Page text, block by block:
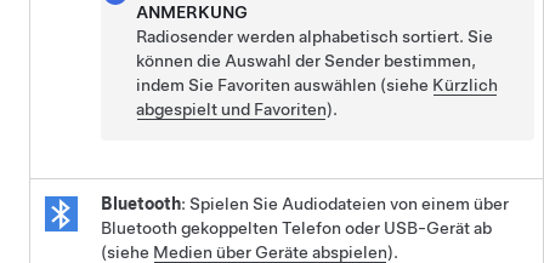
ANMERKUNG
Radiosender werden alphabetisch sortiert. Sie
können die Auswahl der Sender bestimmen,
indem Sie Favoriten auswählen (siehe Kürzlich
abgespielt und Favoriten).
Bluetooth: Spielen Sie Audiodateien von einem über
Bluetooth gekoppelten Telefon oder USB-Gerät ab
(siehe Medien über Geräte abspielen).